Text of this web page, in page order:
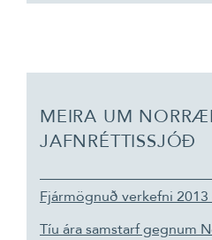
MEIRA UM
JAFNRÉTTISSJÓÐ
Fjármögnuð verkefni 2013
Tíu ára samstarf gegnum